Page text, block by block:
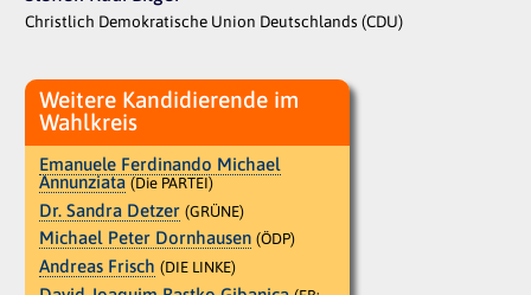
Christlich Demokratische Union Deutschlands (CDU)
Weitere Kandidierende im
Wahlkreis
Emanuele Ferdinando Michael
Annunziata (Die PARTEI)
Dr. Sandra Detzer (GRÜNE)
Michael Peter Dornhausen (ÖDP)
Andreas Frisch (DIE LINKE)